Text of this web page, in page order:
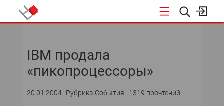
IBM продала
«пикопроцессоры»
20.01.2004 Рубрика:События 1319 прочтений